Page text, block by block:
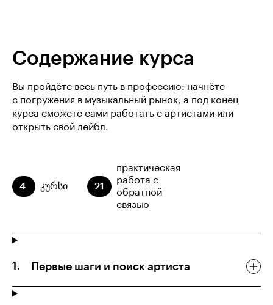
Содержание курса
Вы пройдёте весь путь в профессию: начнёте
с погружения в музыкальный рынок, а под конец
курса сможете сами работать с артистами или
открыть свой лейбл.
4 კურსი 21
практическая
работа с
обратной
связью
Первые шаги и поиск артиста